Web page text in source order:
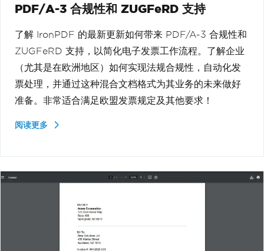
PDF/A-3 合规性和 ZUGFeRD 支持
了解 IronPDF 的最新更新如何带来 PDF/A-3 合规性和
ZUGFeRD 支持，以简化电子发票工作流程。了解企业
（尤其是在欧洲地区）如何实现法规合规性，自动化发
票处理，并通过这种混合文档格式为其业务的未来做好
准备。非常适合满足欧盟发票规定及其他要求！
阅读更多